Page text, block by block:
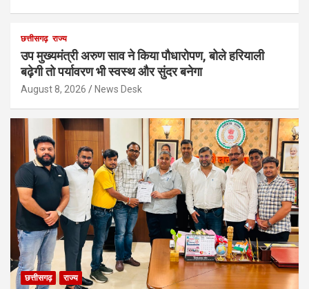
छत्तीसगढ़ राज्य
उप मुख्यमंत्री अरुण साव ने किया पौधारोपण, बोले हरियाली
बढ़ेगी तो पर्यावरण भी स्वस्थ और सुंदर बनेगा
August 8, 2026 News Desk
छत्तीसगढ़ राज्य